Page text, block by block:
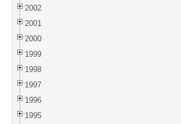
2002
2001
2000
1999
1998
1997
1996
1995